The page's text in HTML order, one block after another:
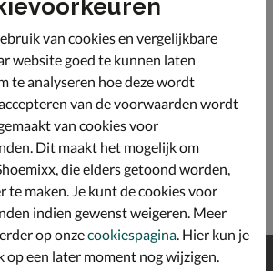
en retour*
van cookies en vergelijkbare
website goed te kunnen laten
te analyseren hoe deze wordt
van de voorwaarden wordt
van cookies voor
Dit maakt het mogelijk om
die elders getoond worden,
te maken. Je kunt de cookies voor
indien gewenst weigeren. Meer
op onzecookiespagina. Hier kun je
op een later moment nog wijzigen.